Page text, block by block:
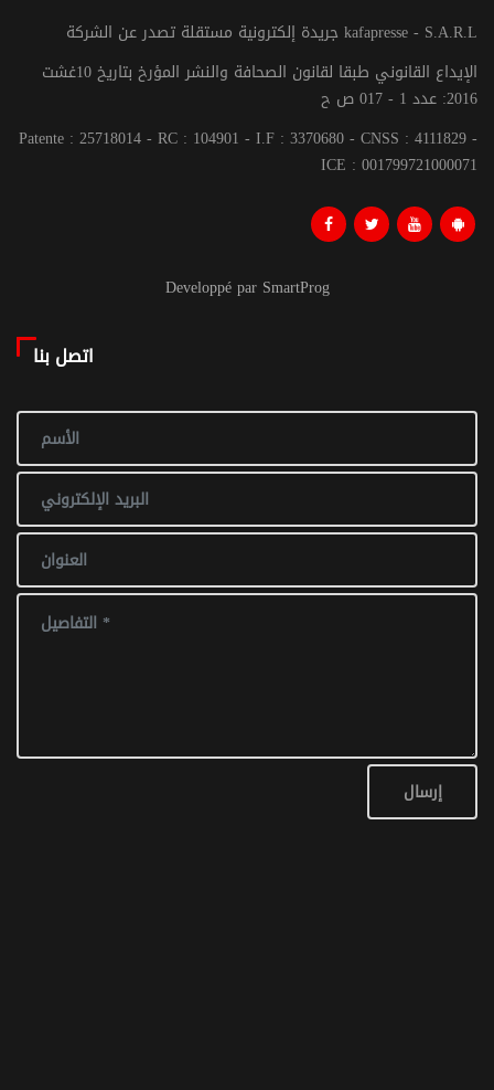
جريدة إلكترونية مستقلة تصدر عن الشركة kafapresse - S.A.R.L
الإيداع القانوني طبقا لقانون الصحافة والنشر المؤرخ بتاريخ 10غشت
2016: عدد 1 - 017 ص ح
Patente : 25718014 - RC : 104901 - I.F : 3370680 - CNSS : 4111829 -
ICE : 001799721000071
Developpé par SmartProg
اتصل بنا